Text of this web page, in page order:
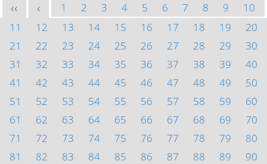
<< < 1 2 3 4 5 6 7 8 9
10
11
12 13 14 15 16 17 18 19
20
21
22 23 24 25 26 27 28 29
30
31
32 33 34 35 36 37 38 39
40
41
42 43 44 45 46 47 48 49
50
51
52 53 54 55 56 57 58 59
60
61
62 63 64 65 66 67 68 69
70
71
72 73 74 75 76 77 78 79
80
81
82 83 84 85 86 87 88 89
90